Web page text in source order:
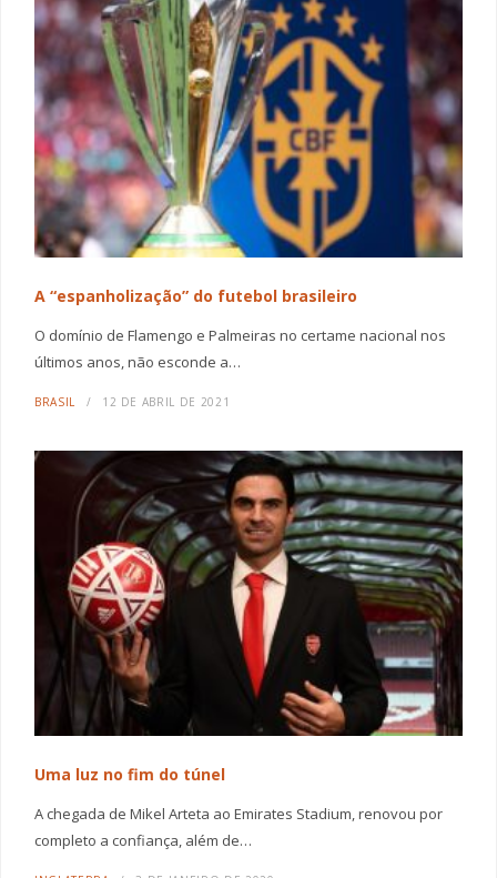
A “espanholização” do futebol brasileiro
O domínio de Flamengo e Palmeiras no certame nacional nos
últimos anos, não esconde a…
BRASIL 12 DE ABRIL DE 2021
Uma luz no fim do túnel
A chegada de Mikel Arteta ao Emirates Stadium, renovou por
completo a confiança, além de…